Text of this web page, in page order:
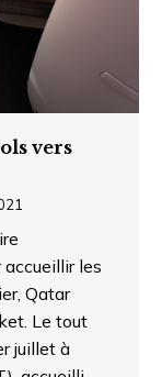
vers
les
Qatar
Le tout
juillet à